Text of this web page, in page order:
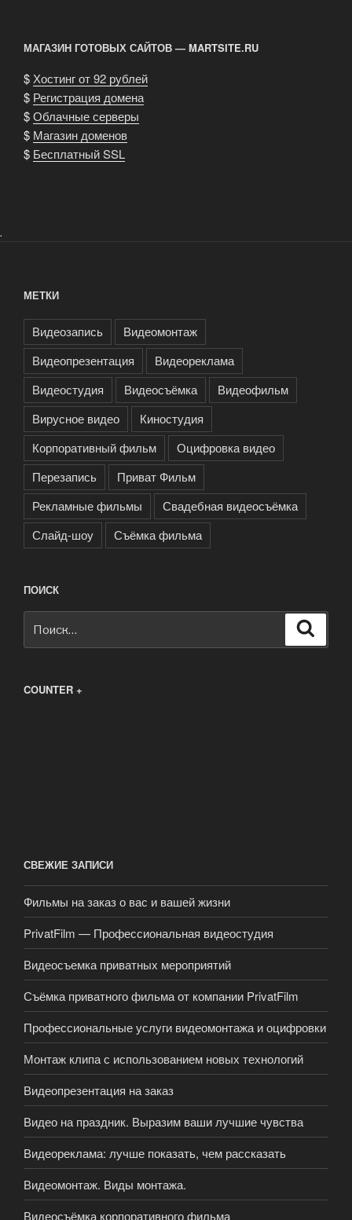
МАГАЗИН ГОТОВЫХ САЙТОВ — MARTSITE.RU
$ Хостинг от 92 рублей
$ Регистрация домена
$Облачные серверы
$ Магазин доменов
$ Бесплатный SSL
.
МЕТКИ
Видеозапись
Видеомонтаж
Видеопрезентация
Видеореклама
Видеостудия
Видеосъёмка
Видеофильм
Вирусное видео
Киностудия
Корпоративный фильм
Оцифровка видео
Перезапись
Приват Фильм
Рекламные фильмы
Свадебная видеосъёмка
Слайд-шоу
Съёмка фильма
ПОИСК
COUNTER +
СВЕЖИЕ ЗАПИСИ
Фильмы на заказ о вас и вашей жизни
PrivatFilm — Профессиональная видеостудия
Видеосъемка приватных мероприятий
Съёмка приватного фильма от компании PrivatFilm
Профессиональные услуги видеомонтажа и оцифровки
Монтаж клипа с использованием новых технологий
Видеопрезентация на заказ
Видео на праздник. Выразим ваши лучшие чувства
Видеореклама: лучше показать, чем рассказать
Видеомонтаж. Виды монтажа.
Видеосъёмка корпоративного фильма